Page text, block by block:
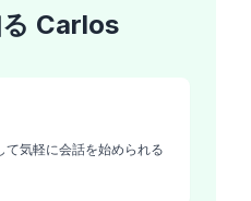
Carlos
気軽に会話を始められる